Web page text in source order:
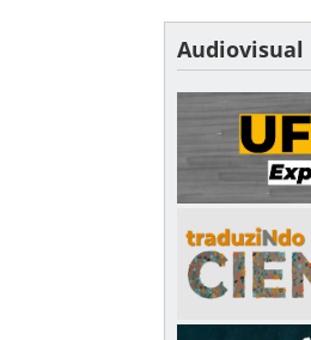
Audiovisual